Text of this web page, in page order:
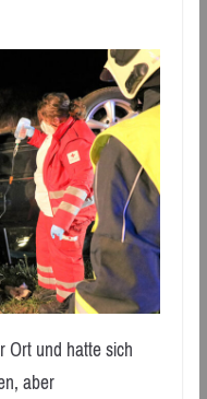
Ort und hatte sich
aber